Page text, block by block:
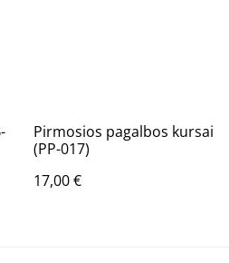
Pirmosios pagalbos kursai
(PP-017)
17,00 €